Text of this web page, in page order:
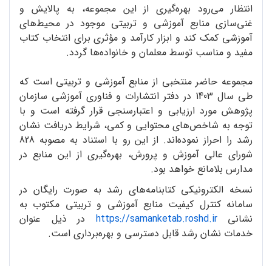
انتظار می‌رود بهره‌گیری از این مجموعه، به پالایش و
غنی‌سازی منابع آموزشی و تربیتی موجود در محیط‌های
آموزشی کمک کند و ابزار کارآمد و مؤثری برای انتخاب کتاب‌
مفید و مناسب توسط معلمان و خانواده‌ها گردد.
مجموعه حاضر منتخبی از منابع آموزشی و تربیتی است که
طی سال 1403 در دفتر انتشارات و فناوری آموزشی سازمان
پژوهش مورد ارزیابی و اعتبارسنجی قرار گرفته است و با
توجه به شاخص‌های محتوایی و کمی، شرایط دریافت نشان
رشد را احراز نموده‌اند. از این رو با استناد به مصوبه 828
شورای عالی آموزش و پرورش، بهره‌گیری از این منابع در
مدارس بلامانع خواهد بود.
نسخه‌ الکترونیکی کتابنامه‌های رشد به صورت رایگان در
سامانه کنترل کیفیت منابع آموزشی و تربیتی مکتوب به
نشانیhttps://samanketab.roshd.ir در ذیل عنوان
خدمات نشان رشد قابل دسترسی و بهره‌برداری است.